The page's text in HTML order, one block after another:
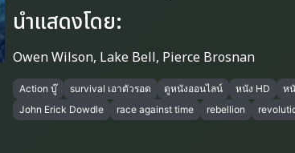
นำแสดงโดย:
Owen Wilson, Lake Bell, Pierce Brosnan
Action บู๊ survival เอาตัวรอด ดูหนังออนไลน์ หนัง HD ห
John Erick Dowdle
race against time rebellion